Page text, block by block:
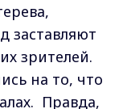
заставляют
зрителей.
на то, что
Правда,